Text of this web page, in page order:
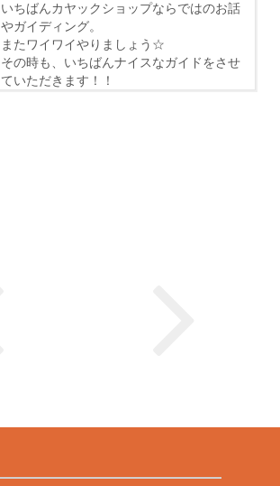
いちばんカヤックショップならではのお話
やガイディング。
またワイワイやりましょう☆
その時も、いちばんナイスなガイドをさせ
ていただきます！！